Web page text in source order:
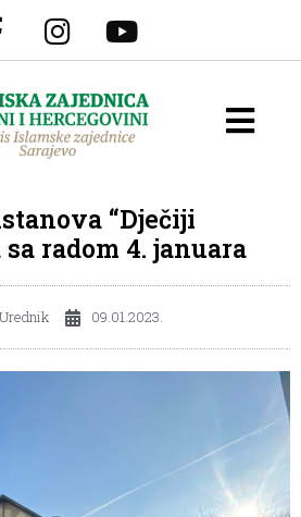
“Dječiji
radom 4. januara
09.01.2023.